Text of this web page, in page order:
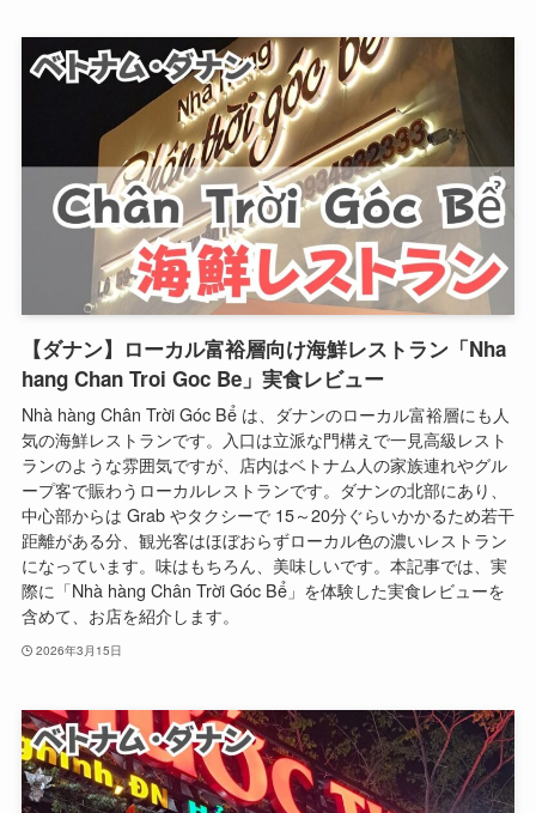
【ダナン】ローカル富裕層向け海鮮レストラン「Nha
hang Chan Troi Goc Be」実食レビュー
Nhà hàng Chân Trời Góc Bể は、ダナンのローカル富裕層にも人
気の海鮮レストランです。入口は立派な門構えで一見高級レスト
ランのような雰囲気ですが、店内はベトナム人の家族連れやグル
ープ客で賑わうローカルレストランです。ダナンの北部にあり、
中心部からは Grab やタクシーで 15～20分ぐらいかかるため若干
距離がある分、観光客はほぼおらずローカル色の濃いレストラン
になっています。味はもちろん、美味しいです。本記事では、実
際に「Nhà hàng Chân Trời Góc Bể」を体験した実食レビューを
含めて、お店を紹介します。
2026年3月15日